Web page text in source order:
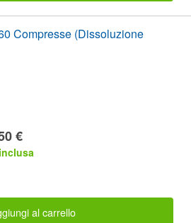
Compresse (Dissoluzione
€
al carrello